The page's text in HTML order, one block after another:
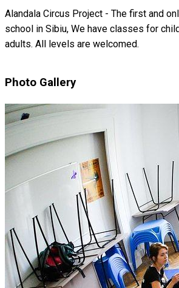
Alandala Circus Project - The first and
school in Sibiu, We have classes for
adults. All levels are welcomed.
Photo Gallery